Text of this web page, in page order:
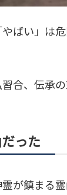
ばい」は
合、伝承
った
が鎮まる